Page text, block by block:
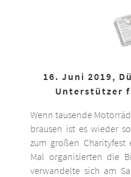
16. Juni 2019,
Unterstützer
Wenn tausende
brausen ist es wieder
zum großen Charityfest
Mal organisierten die
verwandelte sich am